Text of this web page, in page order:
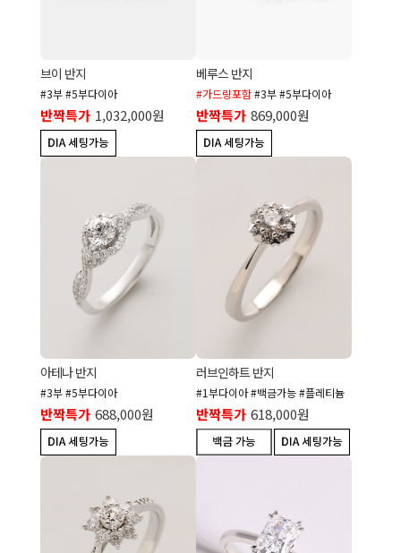
브이 반지
#3부 #5부다이아
반짝특가 1,032,000원
베루스 반지
#가드링포함#3부 #5부다이아
반짝특가 869,000원
아테나 반지
#3부 #5부다이아
반짝특가 688,000원
러브인하트 반지
#1부다이아 #백금가능 #플레티늄
반짝특가 618,000원